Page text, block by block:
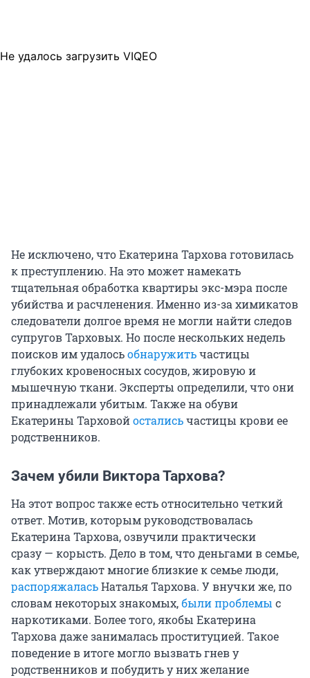
Не удалось загрузить VIQEO
Не исключено, что Екатерина Тархова готовилась
к преступлению. На это может намекать
тщательная обработка квартиры экс-мэра после
убийства и расчленения. Именно из-за химикатов
следователи долгое время не могли найти следов
супругов Тарховых. Но после нескольких недель
поисков им удалосьобнаружитьчастицы
глубоких кровеносных сосудов, жировую и
мышечную ткани. Эксперты определили, что они
принадлежали убитым. Также на обуви
Екатерины Тарховойосталисьчастицы крови ее
родственников.
Зачем убили Виктора Тархова?
На этот вопрос также есть относительно четкий
ответ. Мотив, которым руководствовалась
Екатерина Тархова, озвучили практически
сразу — корысть. Дело в том, что деньгами в семье,
как утверждают многие близкие к семье люди,
распоряжаласьНаталья Тархова. У внучки же, по
словам некоторых знакомых,были проблемы с
наркотиками. Более того, якобы Екатерина
Тархова даже занималась проституцией. Такое
поведение в итоге могло вызвать гнев у
родственников и побудить у них желание